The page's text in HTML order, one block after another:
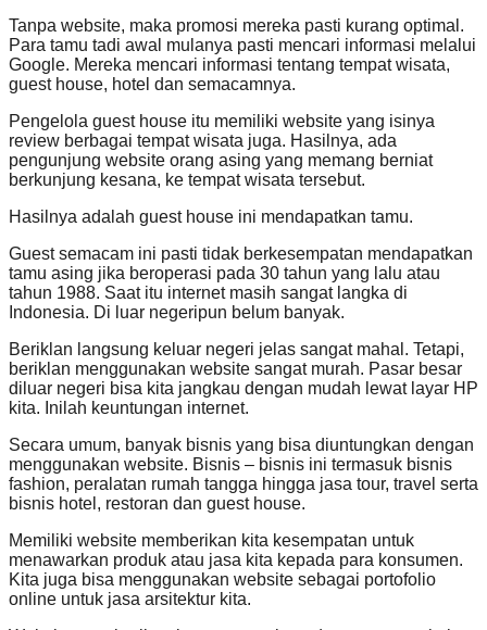
Tanpa website, maka promosi mereka pasti kurang optimal.
Para tamu tadi awal mulanya pasti mencari informasi melalui
Google. Mereka mencari informasi tentang tempat wisata,
guest house, hotel dan semacamnya.
Pengelola guest house itu memiliki website yang isinya
review berbagai tempat wisata juga. Hasilnya, ada
pengunjung website orang asing yang memang berniat
berkunjung kesana, ke tempat wisata tersebut.
Hasilnya adalah guest house ini mendapatkan tamu.
Guest semacam ini pasti tidak berkesempatan mendapatkan
tamu asing jika beroperasi pada 30 tahun yang lalu atau
tahun 1988. Saat itu internet masih sangat langka di
Indonesia. Di luar negeripun belum banyak.
Beriklan langsung keluar negeri jelas sangat mahal. Tetapi,
beriklan menggunakan website sangat murah. Pasar besar
diluar negeri bisa kita jangkau dengan mudah lewat layar HP
kita. Inilah keuntungan internet.
Secara umum, banyak bisnis yang bisa diuntungkan dengan
menggunakan website. Bisnis – bisnis ini termasuk bisnis
fashion, peralatan rumah tangga hingga jasa tour, travel serta
bisnis hotel, restoran dan guest house.
Memiliki website memberikan kita kesempatan untuk
menawarkan produk atau jasa kita kepada para konsumen.
Kita juga bisa menggunakan website sebagai portofolio
online untuk jasa arsitektur kita.